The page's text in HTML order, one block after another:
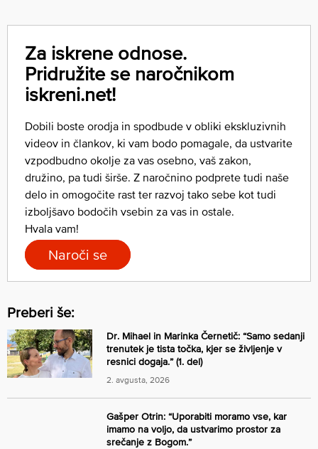
Za iskrene odnose.
Pridružite se naročnikom
iskreni.net!
Dobili boste orodja in spodbude v obliki ekskluzivnih
videov in člankov, ki vam bodo pomagale, da ustvarite
vzpodbudno okolje za vas osebno, vaš zakon,
družino, pa tudi širše. Z naročnino podprete tudi naše
delo in omogočite rast ter razvoj tako sebe kot tudi
izboljšavo bodočih vsebin za vas in ostale.
Hvala vam!
Naroči se
Preberi še:
Dr. Mihael in Marinka Černetič: “Samo sedanji
trenutek je tista točka, kjer se življenje v
resnici dogaja.” (1. del)
2. avgusta, 2026
Gašper Otrin: “Uporabiti moramo vse, kar
imamo na voljo, da ustvarimo prostor za
srečanje z Bogom.”